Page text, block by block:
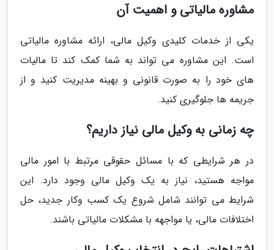
مشاوره مالیاتی و اهمیت آن
یکی از خدمات کلیدی وکیل مالی، ارائه مشاوره مالیاتی
است. این مشاوره می تواند به شما کمک کند تا مالیات
های خود را به صورت قانونی و بهینه مدیریت کنید و از
جریمه ها جلوگیری کنید.
چه زمانی به وکیل مالی نیاز داریم؟
در هر شرایطی که با مسائل حقوقی مرتبط با امور مالی
مواجه هستید، نیاز به یک وکیل مالی وجود دارد. این
شرایط می توانند شامل شروع یک کسب وکار جدید، حل
اختلافات مالی، یا مواجهه با مشکلات مالیاتی باشند.